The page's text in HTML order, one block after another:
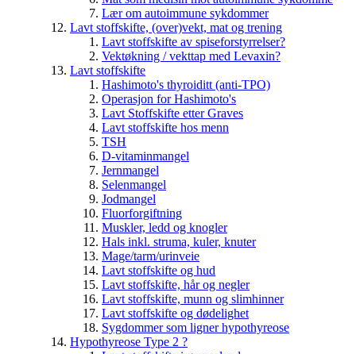
Lær om autoimmune sykdommer
Lavt stoffskifte, (over)vekt, mat og trening
Lavt stoffskifte av spiseforstyrrelser?
Vektøkning / vekttap med Levaxin?
Lavt stoffskifte
Hashimoto's thyroiditt (anti-TPO)
Operasjon for Hashimoto's
Lavt Stoffskifte etter Graves
Lavt stoffskifte hos menn
TSH
D-vitaminmangel
Jernmangel
Selenmangel
Jodmangel
Fluorforgiftning
Muskler, ledd og knogler
Hals inkl. struma, kuler, knuter
Mage/tarm/urinveie
Lavt stoffskifte og hud
Lavt stoffskifte, hår og negler
Lavt stoffskifte, munn og slimhinner
Lavt stoffskifte og dødelighet
Sygdommer som ligner hypothyreose
Hypothyreose Type 2 ?